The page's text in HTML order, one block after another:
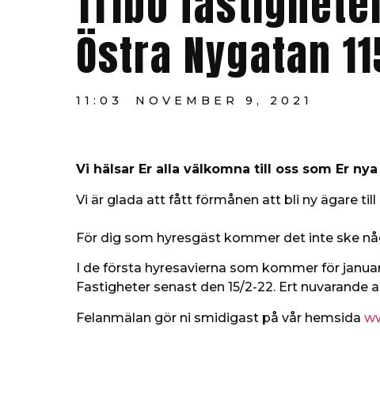
Östra Nygatan
11:03 NOVEMBER 9, 2021
Vi hälsar Er alla välkomna till oss som Er
Vi är glada att fått förmånen att bli ny ägare till
För dig som hyresgäst kommer det inte ske
I de första hyresavierna som kommer för
Fastigheter senast den 15/2-22. Ert
Felanmälan gör ni smidigast på vår hemsida